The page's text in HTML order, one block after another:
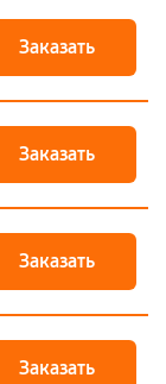
Заказать
Заказать
Заказать
Заказать